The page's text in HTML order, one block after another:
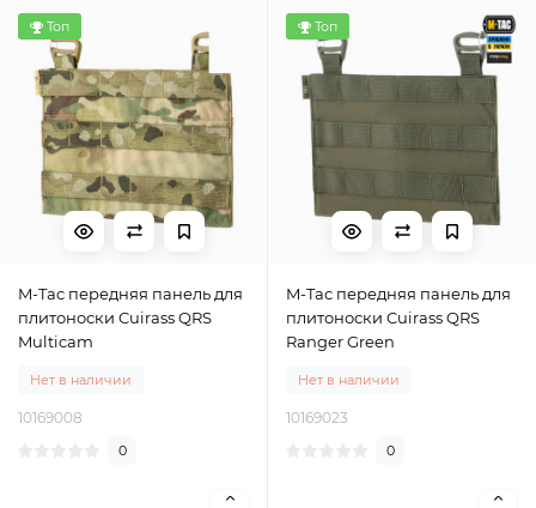
Топ
M-Tac передняя панель для
плитоноски Cuirass QRS
Multicam
Нет в наличии
10169008
0
Топ
M-Tac передняя панель для
плитоноски Cuirass QRS
Ranger Green
Нет в наличии
10169023
0